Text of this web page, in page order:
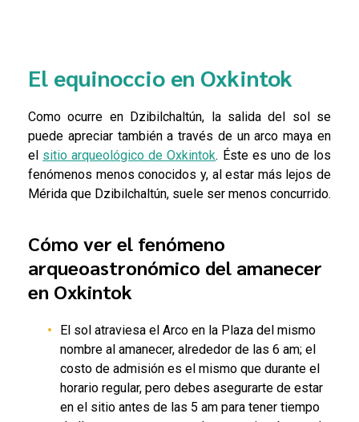
El equinoccio en Oxkintok
Como ocurre en Dzibilchaltún, la salida del sol se
puede apreciar también a través de un arco maya en
el sitio arqueológico de Oxkintok. Éste es uno de los
fenómenos menos conocidos y, al estar más lejos de
Mérida que Dzibilchaltún, suele ser menos concurrido.
Cómo ver el fenómeno
arqueoastronómico del amanecer
en Oxkintok
El sol atraviesa el Arco en la Plaza del mismo
nombre al amanecer, alrededor de las 6 am; el
costo de admisión es el mismo que durante el
horario regular, pero debes asegurarte de estar
en el sitio antes de las 5 am para tener tiempo